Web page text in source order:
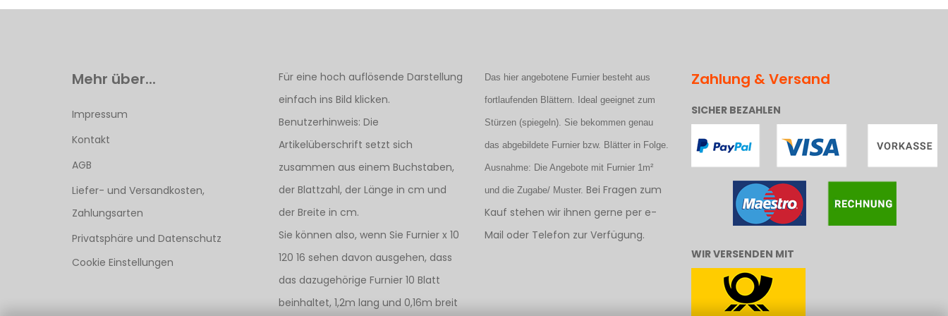
Mehr über...
Impressum
Kontakt
AGB
Liefer- und Versandkosten,
Zahlungsarten
Privatsphäre und Datenschutz
Cookie Einstellungen
Für eine hoch auflösende Darstellung
einfach ins Bild klicken.
Benutzerhinweis: Die
Artikelüberschrift setzt sich
zusammen aus einem Buchstaben,
der Blattzahl, der Länge in cm und
der Breite in cm.
Sie können also, wenn Sie Furnier x 10
120 16 sehen davon ausgehen, dass
das dazugehörige Furnier 10 Blatt
beinhaltet, 1,2m lang und 0,16m breit
Das hier angebotene Furnier besteht aus
fortlaufenden Blättern. Ideal geeignet zum
Stürzen (spiegeln). Sie bekommen genau
das abgebildete Furnier bzw. Blätter in Folge.
Ausnahme: Die Angebote mit Furnier 1m²
und die Zugabe/ Muster. Bei Fragen zum
Kauf stehen wir ihnen gerne per e-
Mail oder Telefon zur Verfügung.
Zahlung & Versand
SICHER BEZAHLEN
WIR VERSENDEN MIT